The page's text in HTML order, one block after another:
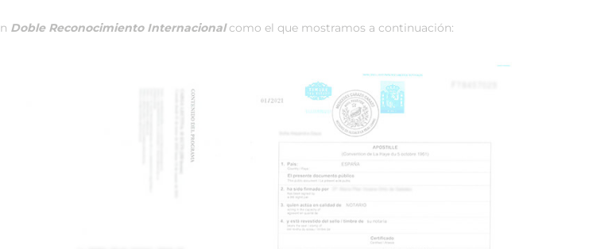
Doble Reconocimiento Internacionalcomo el que mostramos a continuación: